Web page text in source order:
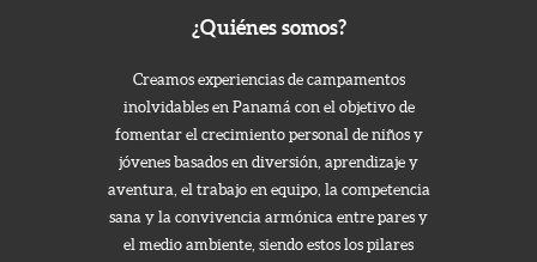
¿Quiénes somos?
Creamos experiencias de campamentos
inolvidables en Panamá con el objetivo de
fomentar el crecimiento personal de niños y
jóvenes basados en diversión, aprendizaje y
aventura, el trabajo en equipo, la competencia
sana y la convivencia armónica entre pares y
el medio ambiente, siendo estos los pilares